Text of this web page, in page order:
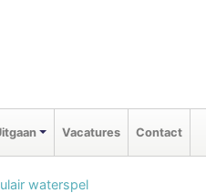
Vacatures Contact
waterspel